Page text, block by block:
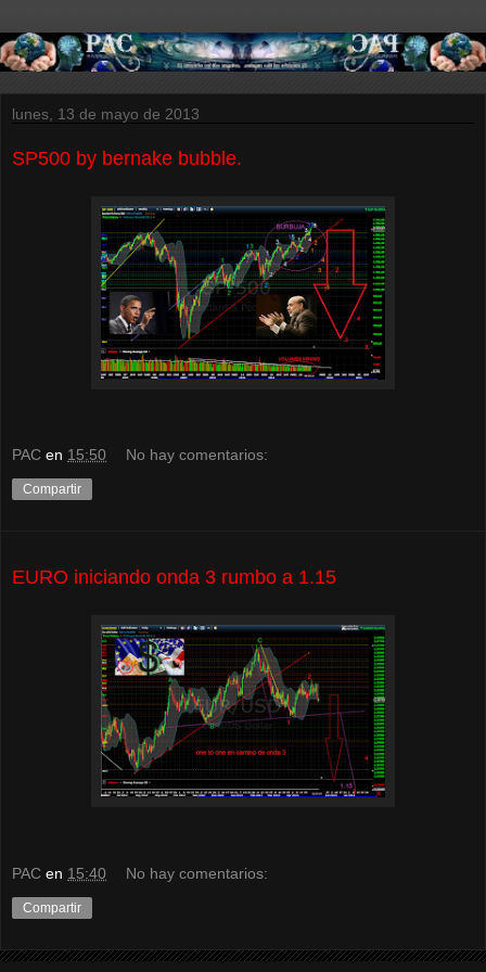
lunes, 13 de mayo de 2013
SP500 by bernake bubble.
PAC en 15:50 No hay comentarios:
Compartir
EURO iniciando onda 3 rumbo a 1.15
PAC en 15:40 No hay comentarios:
Compartir